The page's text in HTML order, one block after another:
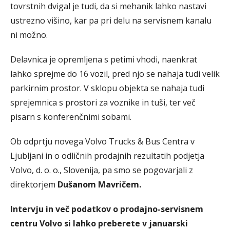
tovrstnih dvigal je tudi, da si mehanik lahko nastavi
ustrezno višino, kar pa pri delu na servisnem kanalu
ni možno.
Delavnica je opremljena s petimi vhodi, naenkrat
lahko sprejme do 16 vozil, pred njo se nahaja tudi velik
parkirnim prostor. V sklopu objekta se nahaja tudi
sprejemnica s prostori za voznike in tuši, ter več
pisarn s konferenčnimi sobami.
Ob odprtju novega Volvo Trucks & Bus Centra v
Ljubljani in o odličnih prodajnih rezultatih podjetja
Volvo, d. o. o., Slovenija, pa smo se pogovarjali z
direktorjem Dušanom Mavričem.
Intervju in več podatkov o prodajno-servisnem
centru Volvo si lahko preberete v januarski